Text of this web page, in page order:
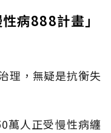
病888計畫」
理，無疑是抗衡失
萬人正受慢性病纏